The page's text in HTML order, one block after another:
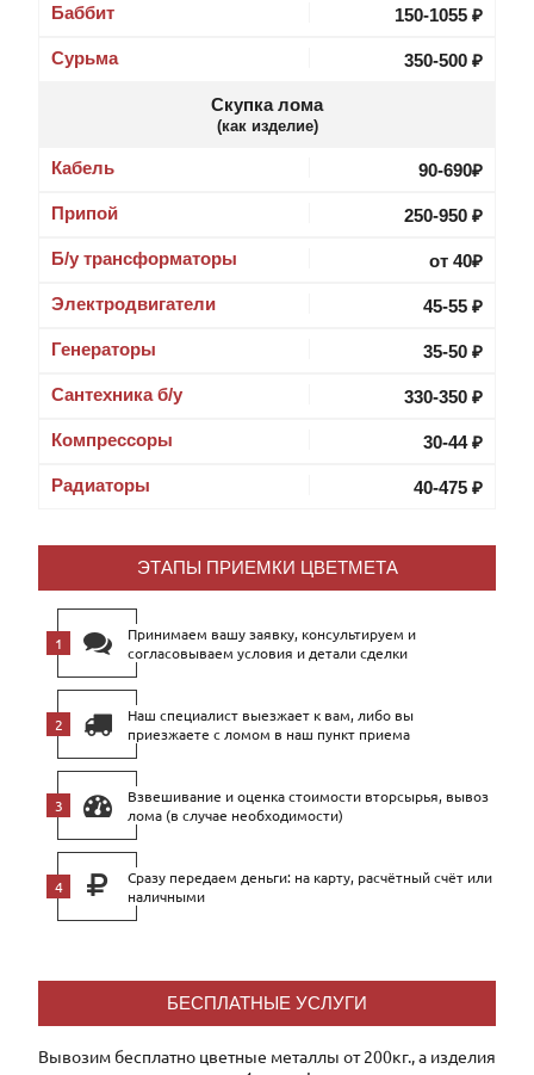
Баббит 150-1055 ₽
Сурьма 350-500 ₽
Скупка лома
(как изделие)
Кабель 90-690₽
Припой 250-950 ₽
Б/у трансформаторы от 40₽
Электродвигатели 45-55 ₽
Генераторы 35-50 ₽
Сантехника б/у 330-350 ₽
Компрессоры 30-44 ₽
Радиаторы 40-475 ₽
ЭТАПЫ ПРИЕМКИ ЦВЕТМЕТА
Принимаем вашу заявку, консультируем и
согласовываем условия и детали сделки
Наш специалист выезжает к вам, либо вы
приезжаете с ломом в наш пункт приема
Взвешивание и оценка стоимости вторсырья, вывоз
лома (в случае необходимости)
Сразу передаем деньги: на карту, расчётный счёт или
наличными
БЕСПЛАТНЫЕ УСЛУГИ
Вывозим бесплатно цветные металлы от 200кг., а изделия